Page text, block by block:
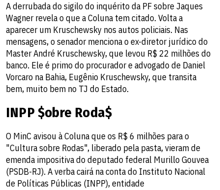
A derrubada do sigilo do inquérito da PF sobre Jaques
Wagner revela o que a Coluna tem citado. Volta a
aparecer um Kruschewsky nos autos policiais. Nas
mensagens, o senador menciona o ex-diretor jurídico do
Master André Kruschewsky, que levou R$ 22 milhões do
banco. Ele é primo do procurador e advogado de Daniel
Vorcaro na Bahia, Eugênio Kruschewsky, que transita
bem, muito bem no TJ do Estado.
INPP $obre Roda$
O MinC avisou à Coluna que os R$ 6 milhões para o
"Cultura sobre Rodas", liberado pela pasta, vieram de
emenda impositiva do deputado federal Murillo Gouvea
(PSDB-RJ). A verba cairá na conta do Instituto Nacional
de Políticas Públicas (INPP), entidade